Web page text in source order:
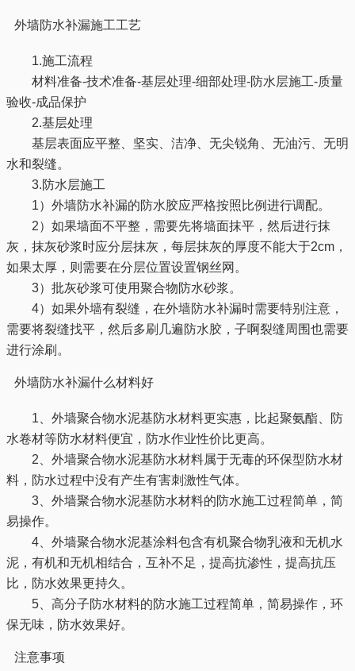
外墙防水补漏施工工艺
1.施工流程
材料准备-技术准备-基层处理-细部处理-防水层施工-质量
验收-成品保护
2.基层处理
基层表面应平整、坚实、洁净、无尖锐角、无油污、无明
水和裂缝。
3.防水层施工
1）外墙防水补漏的防水胶应严格按照比例进行调配。
2）如果墙面不平整，需要先将墙面抹平，然后进行抹
灰，抹灰砂浆时应分层抹灰，每层抹灰的厚度不能大于2cm，
如果太厚，则需要在分层位置设置钢丝网。
3）批灰砂浆可使用聚合物防水砂浆。
4）如果外墙有裂缝，在外墙防水补漏时需要特别注意，
需要将裂缝找平，然后多刷几遍防水胶，子啊裂缝周围也需要
进行涂刷。
外墙防水补漏什么材料好
1、外墙聚合物水泥基防水材料更实惠，比起聚氨酯、防
水卷材等防水材料便宜，防水作业性价比更高。
2、外墙聚合物水泥基防水材料属于无毒的环保型防水材
料，防水过程中没有产生有害刺激性气体。
3、外墙聚合物水泥基防水材料的防水施工过程简单，简
易操作。
4、外墙聚合物水泥基涂料包含有机聚合物乳液和无机水
泥，有机和无机相结合，互补不足，提高抗渗性，提高抗压
比，防水效果更持久。
5、高分子防水材料的防水施工过程简单，简易操作，环
保无味，防水效果好。
注意事项